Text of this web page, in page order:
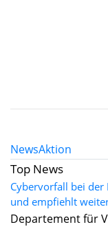
NewsAktion
Top News
Cybervorfall bei der
und empfiehlt
Departement für